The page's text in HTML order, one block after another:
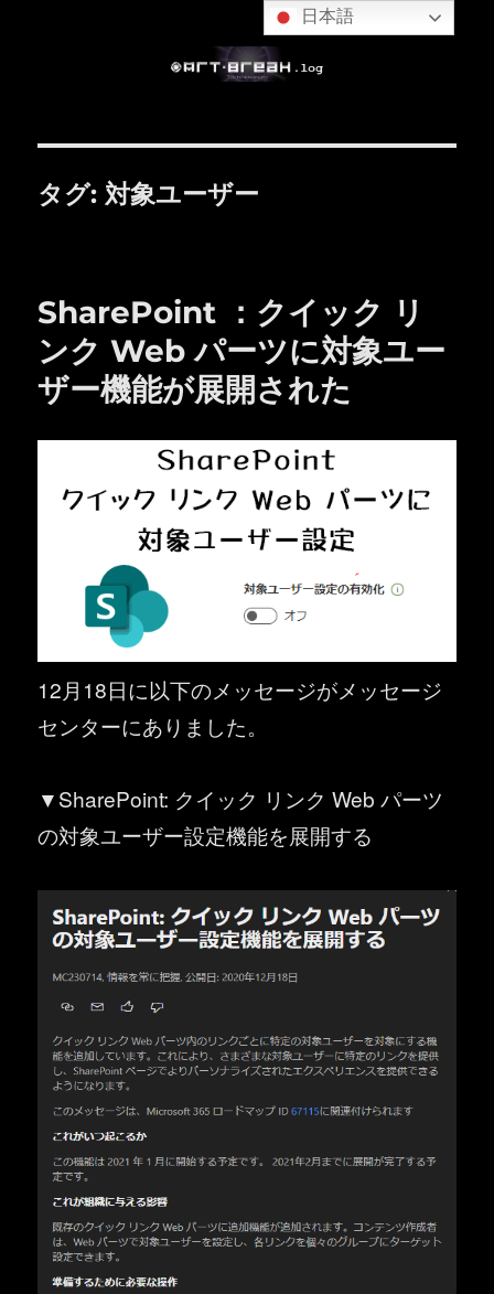
タグ: 対象ユーザー
SharePoint ：クイック リ
ンク Web パーツに対象ユー
ザー機能が展開された
12月18日に以下のメッセージがメッセージ
センターにありました。
▼SharePoint: クイック リンク Web パーツ
の対象ユーザー設定機能を展開する
日本語